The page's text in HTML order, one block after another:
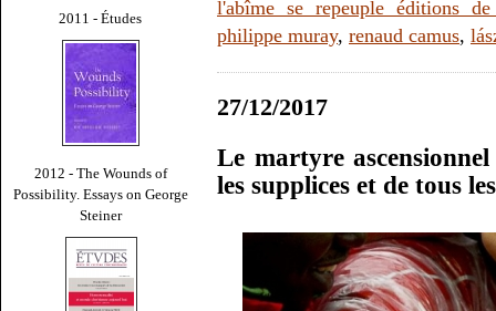
2011 - Études
2012 - The Wounds of
Possibility. Essays on George
Steiner
l'abîme se repeuple éditions
philippe muray, renaud camus,
27/12/2017
Le martyre
les supplices et de tous